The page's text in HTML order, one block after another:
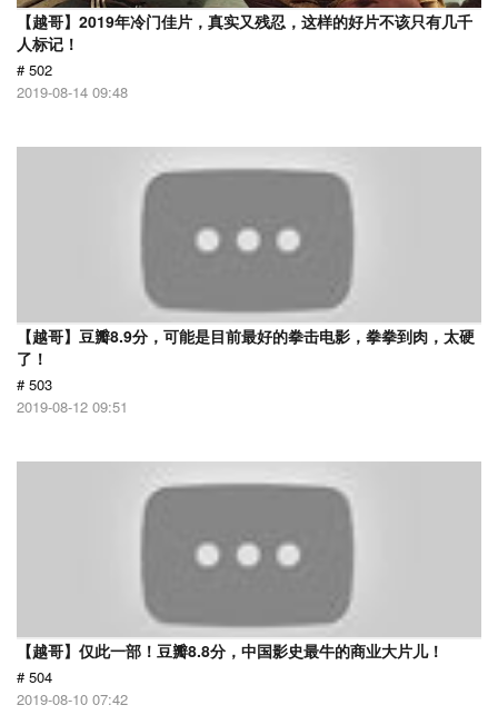
【越哥】2019年冷门佳片，真实又残忍，这样的好片不该只有几千
人标记！
# 502
2019-08-14 09:48
【越哥】豆瓣8.9分，可能是目前最好的拳击电影，拳拳到肉，太硬
了！
# 503
2019-08-12 09:51
【越哥】仅此一部！豆瓣8.8分，中国影史最牛的商业大片儿！
# 504
2019-08-10 07:42